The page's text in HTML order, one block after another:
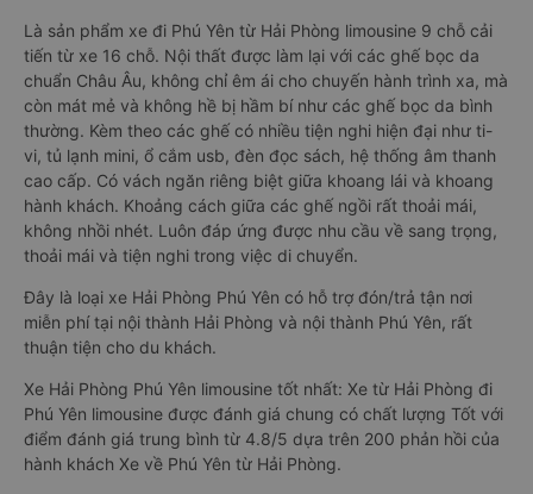
Là sản phẩm xe đi Phú Yên từ Hải Phòng limousine 9 chỗ cải
tiến từ xe 16 chỗ. Nội thất được làm lại với các ghế bọc da
chuẩn Châu Âu, không chỉ êm ái cho chuyến hành trình xa, mà
còn mát mẻ và không hề bị hầm bí như các ghế bọc da bình
thường. Kèm theo các ghế có nhiều tiện nghi hiện đại như ti-
vi, tủ lạnh mini, ổ cắm usb, đèn đọc sách, hệ thống âm thanh
cao cấp. Có vách ngăn riêng biệt giữa khoang lái và khoang
hành khách. Khoảng cách giữa các ghế ngồi rất thoải mái,
không nhồi nhét. Luôn đáp ứng được nhu cầu về sang trọng,
thoải mái và tiện nghi trong việc di chuyển.
Đây là loại xe Hải Phòng Phú Yên có hỗ trợ đón/trả tận nơi
miễn phí tại nội thành Hải Phòng và nội thành Phú Yên, rất
thuận tiện cho du khách.
Xe Hải Phòng Phú Yên limousine tốt nhất: Xe từ Hải Phòng đi
Phú Yên limousine được đánh giá chung có chất lượng Tốt với
điểm đánh giá trung bình từ 4.8/5 dựa trên 200 phản hồi của
hành khách Xe về Phú Yên từ Hải Phòng.